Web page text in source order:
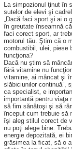
La simpozionul ţinut în
sutelor de elevi şi
„Dacă faci sport şi ai
în greutate înseamnă
faci corect sport, ar
motorul tău. Ştim că o
combustibil, ulei, piese
funcţiona?
Dacă nu ştim să
fără vitamine nu
vitamine, ai mâncat şi
slăbiciunilor continuă”,
ca specialist, e
importantă pentru viaţa
să fim sănătoşi şi să
început cum trebuie să
îşi aleg stilul corect de
nu poţi alege bine.
energie depozitată, ei
grăsimea la ficat, să o